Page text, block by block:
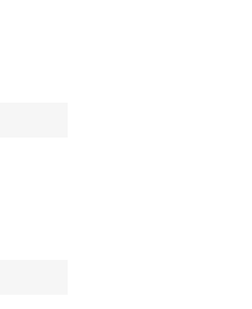
y
todo
Azul